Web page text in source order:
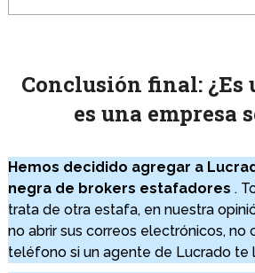
Conclusión final: ¿Es
es una empresa
Hemos decidido agregar a
negra de brokers estafadores .
trata de otra estafa, en nuestra
no abrir sus correos electrónicos, no
teléfono si un agente de Lucrado te